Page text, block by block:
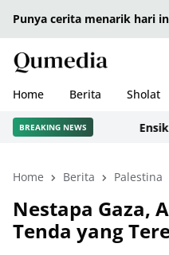
Punya cerita menarik hari
Home Berita Sholat
BREAKING NEWS
Home Berita Palestina
Nestapa Gaza,
Tenda yang